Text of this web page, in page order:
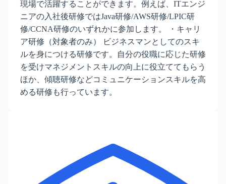
現場で活躍することができます。例えば、ITエンジ
ニアの入社後研修ではJava研修/AWS研修/LPIC研
修/CCNA研修のいずれかに参加します。 ・キャリ
ア研修（対象者のみ） ビジネスマンとしてのスキ
ルを身につける研修です。自分の役職に応じた研修
を受けマネジメントスキルの向上に役立ててもらう
ほか、傾聴研修などコミュニケーションスキルを高
める研修も行っています。